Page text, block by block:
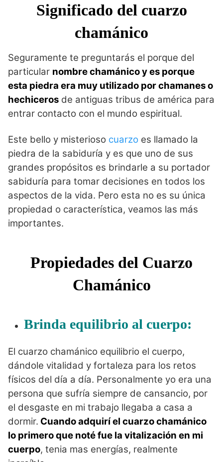
Significado del cuarzo
chamánico
Seguramente te preguntarás el porque del
particular nombre chamánico y es porque
esta piedra era muy utilizado por chamanes o
hechiceros de antiguas tribus de américa para
entrar contacto con el mundo espiritual.
Este bello y misterioso cuarzo es llamado la
piedra de la sabiduría y es que uno de sus
grandes propósitos es brindarle a su portador
sabiduría para tomar decisiones en todos los
aspectos de la vida. Pero esta no es su única
propiedad o característica, veamos las más
importantes.
Propiedades del Cuarzo
Chamánico
Brinda equilibrio al cuerpo:
El cuarzo chamánico equilibrio el cuerpo,
dándole vitalidad y fortaleza para los retos
físicos del día a día. Personalmente yo era una
persona que sufría siempre de cansancio, por
el desgaste en mi trabajo llegaba a casa a
dormir. Cuando adquirí el cuarzo chamánico
lo primero que noté fue la vitalización en mi
cuerpo, tenia mas energías, realmente